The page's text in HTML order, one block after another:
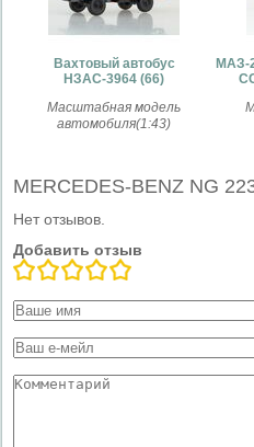
Вахтовый автобус
НЗАС-3964 (66)
Масштабная модель
автомобиля(1:43)
МАЗ-
MERCEDES-BENZ NG
Нет отзывов.
Добавить отзыв